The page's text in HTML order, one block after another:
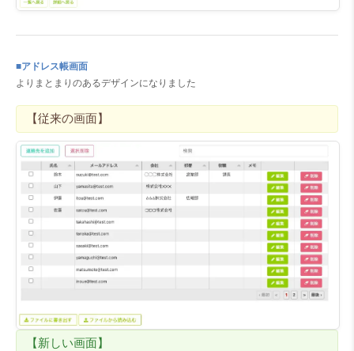
■アドレス帳画面
よりまとまりのあるデザインになりました
【従来の画面】
【新しい画面】